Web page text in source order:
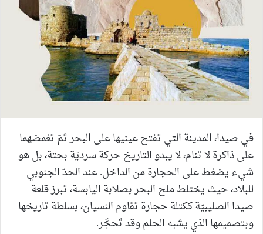
في صيدا، المدينة التي تفتح عينيها على البحر ثمّ تغمضهما
على ذاكرة لا تنام، لا يبدو التاريخ حركة سرديّة بحتة، بل هو
شيء يضغط على الحجارة من الداخل. عند الحدّ الجنوبي
للبلاد، حيث يختلط ملح البحر بصلابة اليابسة، تبرز قلعة
صيدا الصليبيّة ككتلة حجارة تقاوم النسيان، بسلطة تاريخها
وبتصميمها الذي يشبه الحلم وقد تَحجَّر.